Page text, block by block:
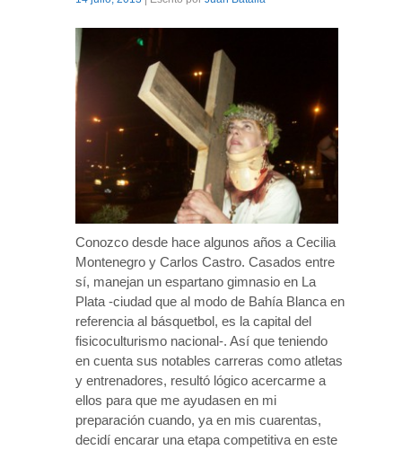
Conozco desde hace algunos años a Cecilia
Montenegro y Carlos Castro. Casados entre
sí, manejan un espartano gimnasio en La
Plata -ciudad que al modo de Bahía Blanca en
referencia al básquetbol, es la capital del
fisicoculturismo nacional-. Así que teniendo
en cuenta sus notables carreras como atletas
y entrenadores, resultó lógico acercarme a
ellos para que me ayudasen en mi
preparación cuando, ya en mis cuarentas,
decidí encarar una etapa competitiva en este